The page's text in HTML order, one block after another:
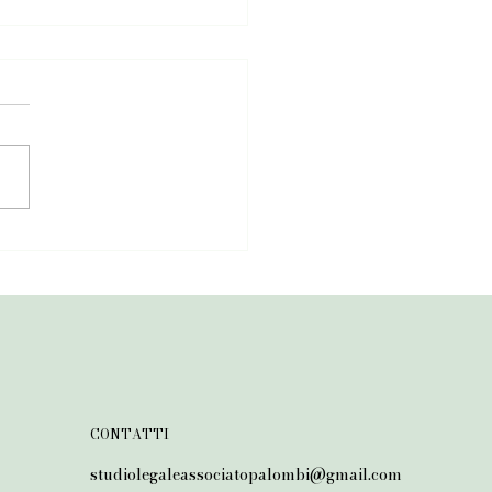
CONTATTI
studiolegaleassociatopalombi@gmail.com